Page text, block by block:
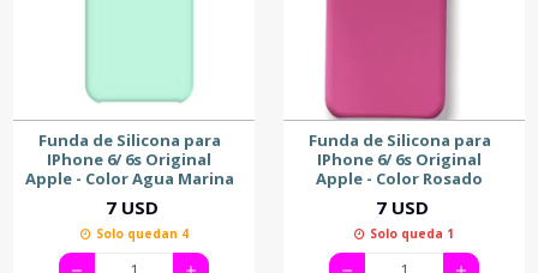
Funda de Silicona para
IPhone 6/ 6s Original
Apple - Color Agua Marina
7 USD
Solo quedan 4
Funda de Silicona para
IPhone 6/ 6s Original
Apple - Color Rosado
7 USD
Solo queda 1